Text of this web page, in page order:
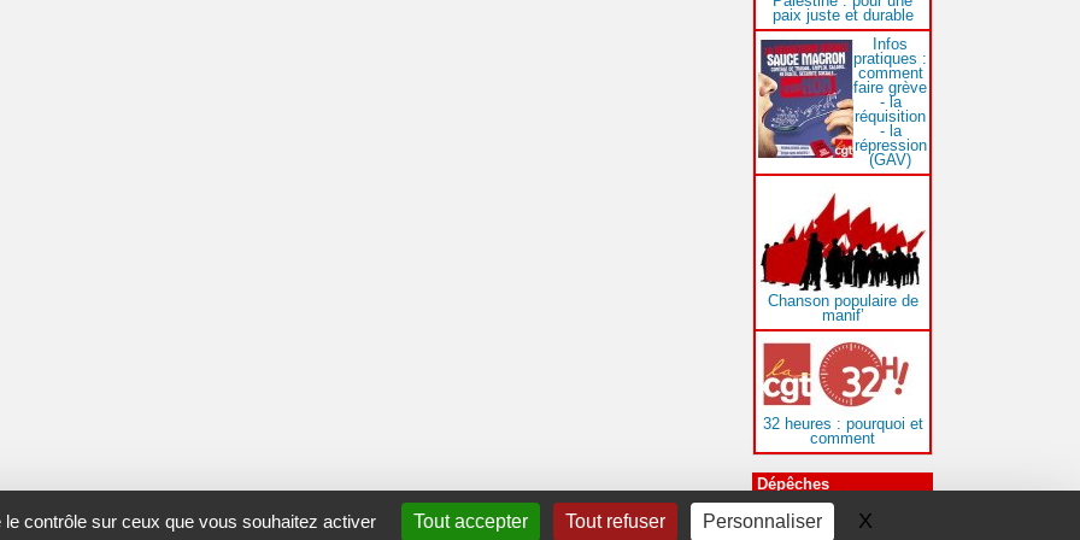
contrôle sur ceux que vous souhaitez activer Tout accepter Tout refuser Personnaliser X
paix juste et durable
Infos
pratiques :
comment
faire grève
- la
réquisition
- la
répression
(GAV)
Chanson populaire de
manif’
32 heures : pourquoi et
comment
Dépêches
Dépêches